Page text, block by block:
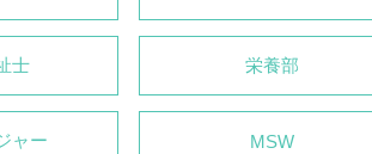
⼠ 栄養部
ャー MSW